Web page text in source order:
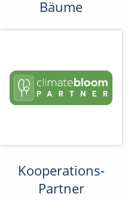
Bäume
Kooperations-
Partner